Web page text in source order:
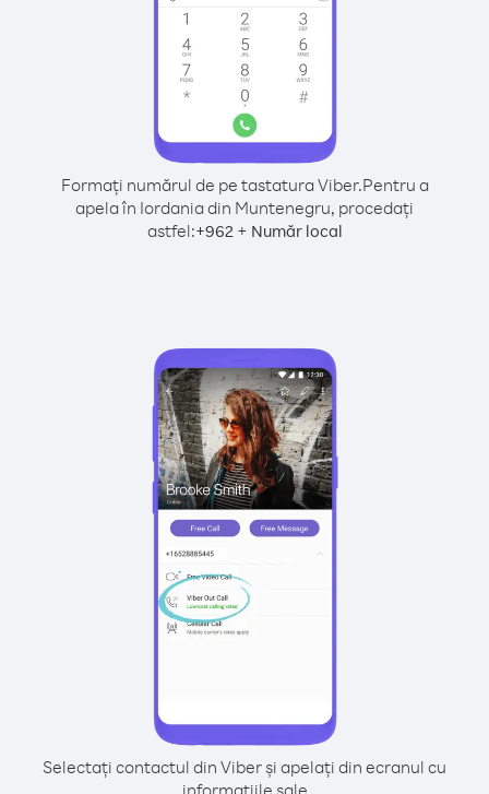
Formați numărul de pe tastatura Viber.Pentru a
apela în Iordania din Muntenegru, procedați
astfel:+962+ Număr local
Selectați contactul din Viber și apelați din ecranul cu
informațiile sale